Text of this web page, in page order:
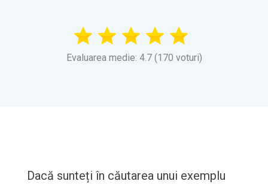
Evaluarea medie: 4.7 (170 voturi)
Dacă sunteți în căutarea unui exemplu